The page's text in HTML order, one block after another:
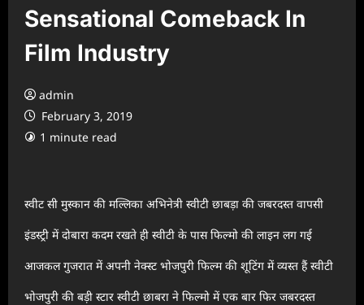
Sensational Comeback In
Film Industry
admin
February 3, 2019
1 minute read
स्वीट सी मुस्कान की मल्लिका अभिनेत्री स्वीटी छाबड़ा की जबरदस्त वापसी
इंडस्ट्री में दोबारा कदम रखते ही स्वीटी के पास फिल्मो की लाइन लग गई
आजकल गुजरात में अपनी नेक्स्ट भोजपुरी फिल्म की शूटिंग में व्यस्त हैं स्वीटी
भोजपुरी की बड़ी स्टार स्वीटी छाबरा ने फिल्मो में एक बार फिर जबरदस्त